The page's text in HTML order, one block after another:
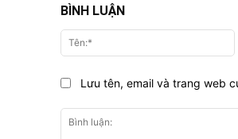
BÌNH LUẬN
Lưu tên, email và trang web